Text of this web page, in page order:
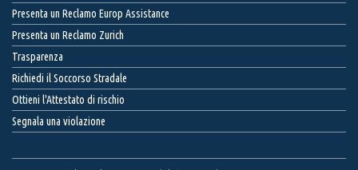
Presenta un Reclamo Europ Assistance
Presenta un Reclamo Zurich
Trasparenza
Richiedi il Soccorso Stradale
Ottieni l'Attestato di rischio
Segnala una violazione